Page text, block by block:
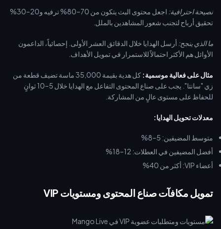
نصيحة احترافية:
اجعل محتوى البث يتكون من 70–80% ترفيه و20–30%
تحقيق أرباح لتجنب شعور المشاهدين بالملل.
ما الذي ينجح: أرسل الهدايا خلال الدقائق العشر الأولى. إحصائياً، الداعمون
الأوائل هم الأكثر احتمالاً للاستمرار في تمويل الأهداف.
مثال على فعالية موسمية:
كل هدية بقيمة 35,000 ماسة تضيف قطعة من
زي "سانتا". يجب على صناع المحتوى التفاعل مع الهدايا خلال 5–10 ثوانٍ
للحفاظ على مستوى عالٍ من المشاركة.
معدلات تحويل الهدايا:
متوسط المضيفين: 5–8%
أفضل المضيفين في العطلات: 12–18%
أعضاء VIP: أكثر من 40%
تمويل مكافآت صناع المحتوى ومستويات VIP